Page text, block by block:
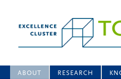
ABOUT RESEARCH